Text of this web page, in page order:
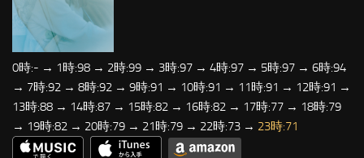
0時:- → 1時:98 → 2時:99 → 3時:97 → 4時:97 → 5時:97 → 6時:94
→ 7時:92 → 8時:92 → 9時:91 → 10時:91 → 11時:91 → 12時:91 →
13時:88 → 14時:87 → 15時:82 → 16時:82 → 17時:77 → 18時:79
→ 19時:82 → 20時:79 → 21時:79 → 22時:73 → 23時:71